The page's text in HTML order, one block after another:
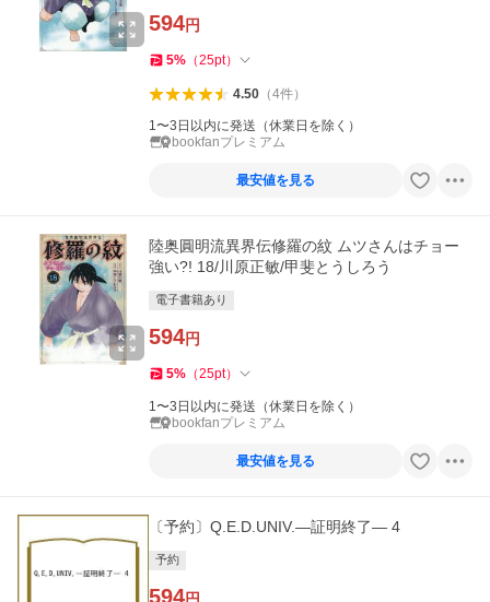
594円
5% （25pt）
4.50（4件）
1〜3日以内に発送（休業日を除く）
bookfanプレミアム
最安値を見る
陸奥圓明流異界伝修羅の紋 ムツさんはチョー
強い?! 18/川原正敏/甲斐とうしろう
電子書籍あり
594円
5% （25pt）
1〜3日以内に発送（休業日を除く）
bookfanプレミアム
最安値を見る
〔予約〕Q.E.D.UNIV.―証明終了― 4
予約
594